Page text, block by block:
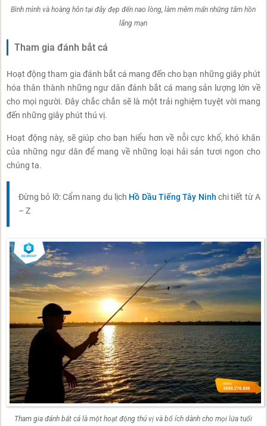
Bình mình và hoàng hôn tại đây đẹp đến nao lòng, làm mêm mẩn những tâm hồn
lãng mạn
Tham gia đánh bắt cá
Hoạt động tham gia đánh bắt cá mang đến cho bạn những giây phút
hóa thân thành những ngư dân đánh bắt cá mang sản lượng lớn về
cho mọi người. Đây chắc chắn sẽ là một trải nghiệm tuyệt vời mang
đến những giây phút thú vị.
Hoạt động này, sẽ giúp cho bạn hiểu hơn về nỗi cực khổ, khó khăn
của những ngư dân để mang về những loại hải sản tươi ngon cho
chúng ta.
Đừng bỏ lỡ: Cẩm nang du lịch Hồ Dầu Tiếng Tây Ninh chi tiết từ A
– Z
Tham gia đánh bắt cá là một hoạt động thú vị và bổ ích dành cho mọi lứa tuổi